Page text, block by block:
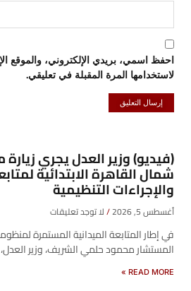
احفظ اسمي، بريدي الإلكتروني، والموقع
لاستخدامها المرة المقبلة في تعليقي.
(فيديو) وزير العدل يجري
شمال القاهرة الابتدائية
والإجراءات التنظيمية
أغسطس 5, 2026 لا توجد تعليقات
في إطار المتابعة الميدانية المستمرة
المستشار محمود حلمي الشريف، وزير العدل،
READ MORE »